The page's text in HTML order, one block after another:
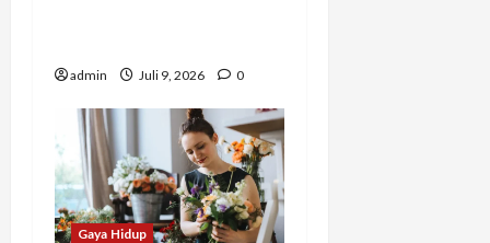
admin Juli 9, 2026 0
Gaya Hidup